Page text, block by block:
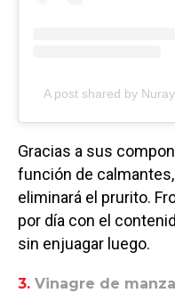
A post shared by
Gracias a sus
función de
eliminará el prurito.
por día con el
sin enjuagar luego.
3. Vinagre de